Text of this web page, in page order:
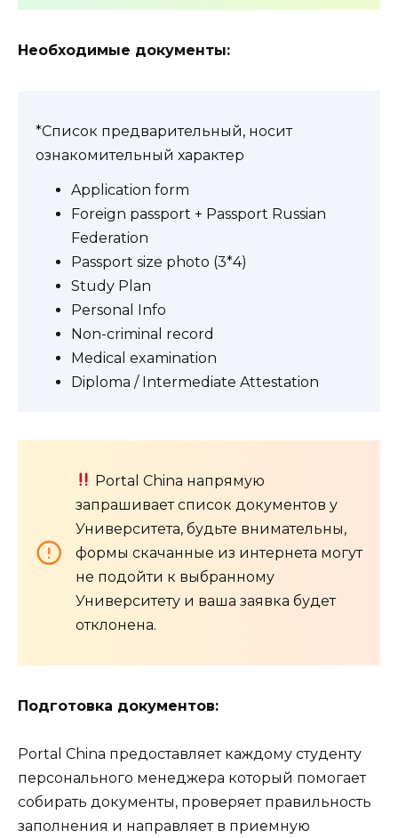
Необходимые документы:
*Список предварительный, носит
ознакомительный характер
Application form
Foreign passport + Passport Russian
Federation
Passport size photo (3*4)
Study Plan
Personal Info
Non-criminal record
Medical examination
Diploma / Intermediate Attestation
Portal China напрямую
запрашивает список документов у
Университета, будьте внимательны,
формы скачанные из интернета могут
не подойти к выбранному
Университету и ваша заявка будет
отклонена.
Подготовка документов:
Portal China предоставляет каждому студенту
персонального менеджера который помогает
собирать документы, проверяет правильность
заполнения и направляет в приемную